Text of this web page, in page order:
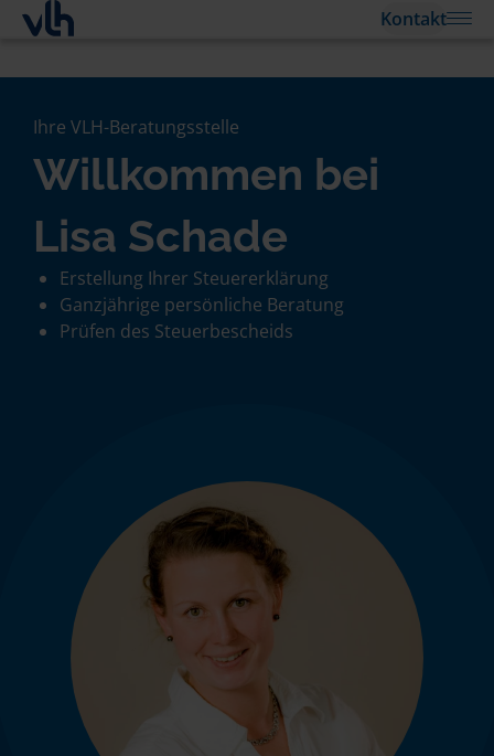
Kontakt
Ihre VLH-Beratungsstelle
Willkommen bei
Lisa Schade
Erstellung Ihrer Steuererklärung
Ganzjährige persönliche Beratung
Prüfen des Steuerbescheids